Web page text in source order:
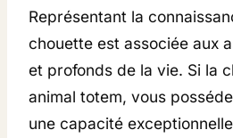
Représentant la
chouette est associée aux
et profonds de la vie. Si la
animal totem, vous
une capacité